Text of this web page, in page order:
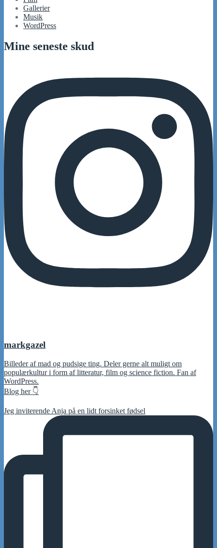
Gallerier
Musik
WordPress
Mine seneste skud
markgazel
Billeder af mad og pudsige ting. Deler gerne alt muligt om
populærkultur i form af litteratur, film og science fiction. Fan af
WordPress.
Blog her 👇
Jeg inviterende Anja på en lidt forsinket fødsel